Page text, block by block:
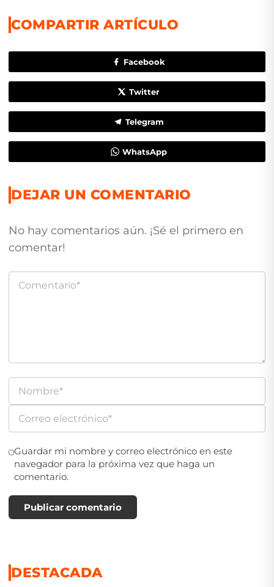
COMPARTIR ARTÍCULO
Facebook
Twitter
Telegram
WhatsApp
DEJAR UN COMENTARIO
No hay comentarios aún. ¡Sé el primero en
comentar!
Guardar mi nombre y correo electrónico en este
navegador para la próxima vez que haga un
comentario.
Publicar comentario
DESTACADA